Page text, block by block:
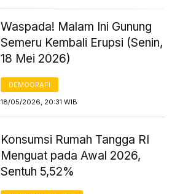
Waspada! Malam Ini Gunung
Semeru Kembali Erupsi (Senin,
18 Mei 2026)
DEMOGRAFI
18/05/2026, 20:31 WIB
Konsumsi Rumah Tangga RI
Menguat pada Awal 2026,
Sentuh 5,52%